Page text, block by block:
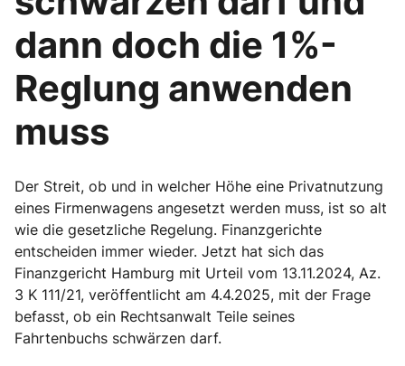
dann doch die 1%-
Reglung anwenden
muss
Der Streit, ob und in welcher Höhe eine Privatnutzung
eines Firmenwagens angesetzt werden muss, ist so alt
wie die gesetzliche Regelung. Finanzgerichte
entscheiden immer wieder. Jetzt hat sich das
Finanzgericht Hamburg mit Urteil vom 13.11.2024, Az.
3 K 111/21, veröffentlicht am 4.4.2025, mit der Frage
befasst, ob ein Rechtsanwalt Teile seines
Fahrtenbuchs schwärzen darf.